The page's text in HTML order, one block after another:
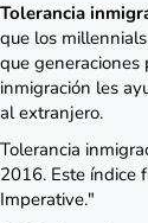
Tolerancia
que los
que generaciones
inmigración les
al extranjero.
Tolerancia
2016. Este índice
Imperative."